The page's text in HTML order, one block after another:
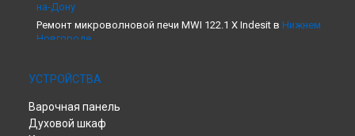
на-Дону
Ремонт микроволновой печи MWI 122.1 X Indesit в Нижнем
Новгороде
Новосибирске
Челябинске
Ремонт микроволновой печи MWI 122.1 X Indesit в
Екатеринбурге
УСТРОЙСТВА
Варочная панель
Духовой шкаф